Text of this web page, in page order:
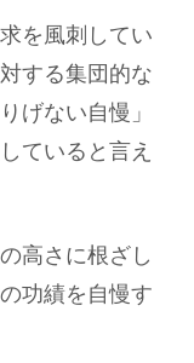
を風刺してい
する集団的な
げない自慢」
ていると言え
高さに根ざし
功績を自慢す